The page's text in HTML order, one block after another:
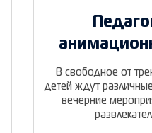
В свободное от
детей ждут
вечерние